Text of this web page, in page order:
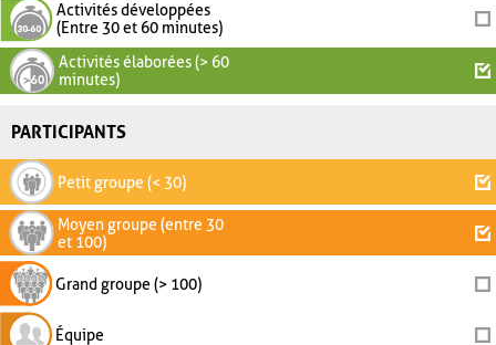
Activités développées
(Entre 30 et 60 minutes)
Activités élaborées (> 60
minutes)
PARTICIPANTS
Petit groupe (< 30)
Moyen groupe (entre 30
et 100)
Grand groupe (> 100)
Équipe